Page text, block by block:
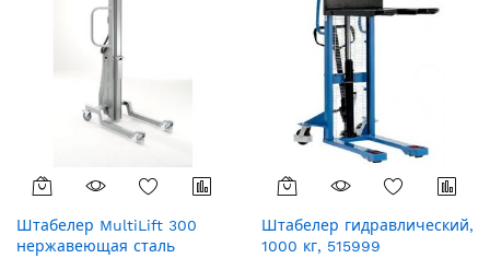
Штабелер MultiLift 300
нержавеющая сталь
Штабелер гидравлический,
1000 кг, 515999